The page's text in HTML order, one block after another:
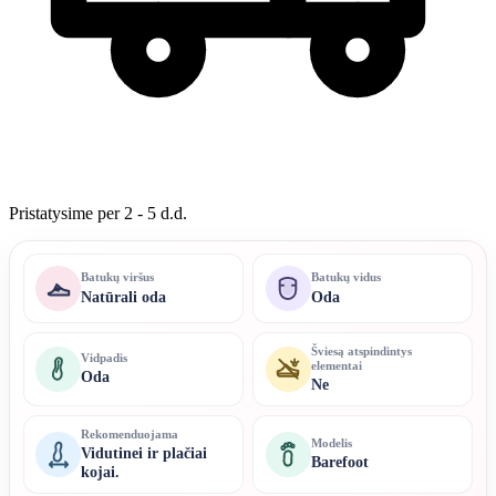
Pristatysime per 2 - 5 d.d.
Batukų viršus
Natūrali oda
Batukų vidus
Oda
Vidpadis
Oda
Šviesą atspindintys
elementai
Ne
Rekomenduojama
Vidutinei ir plačiai
kojai.
Modelis
Barefoot